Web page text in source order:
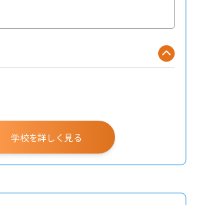
学校を詳しく見る